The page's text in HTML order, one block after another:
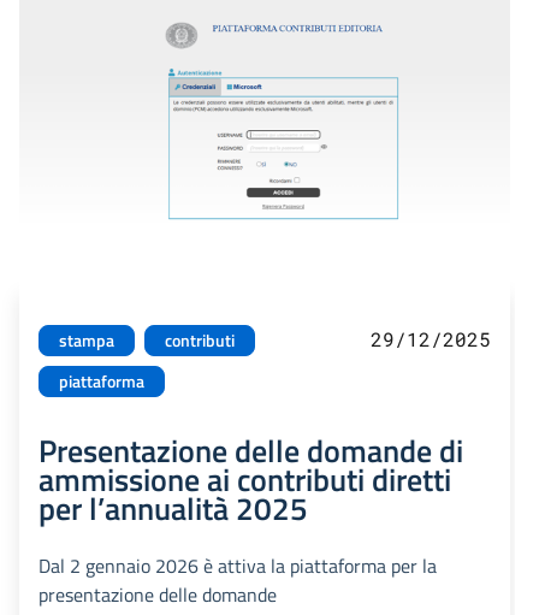
stampa
contributi
piattaforma
29/12/2025
Presentazione delle domande di
ammissione ai contributi diretti
per l’annualità 2025
Dal 2 gennaio 2026 è attiva la piattaforma per la
presentazione delle domande